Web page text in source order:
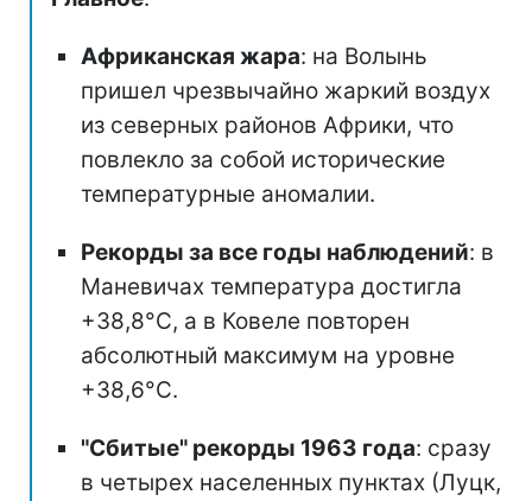
Африканская жара: на Волынь
пришел чрезвычайно жаркий воздух
из северных районов Африки, что
повлекло за собой исторические
температурные аномалии.
Рекорды за все годы наблюдений: в
Маневичах температура достигла
+38,8°С, а в Ковеле повторен
абсолютный максимум на уровне
+38,6°С.
"Сбитые" рекорды 1963 года: сразу
в четырех населенных пунктах (Луцк,